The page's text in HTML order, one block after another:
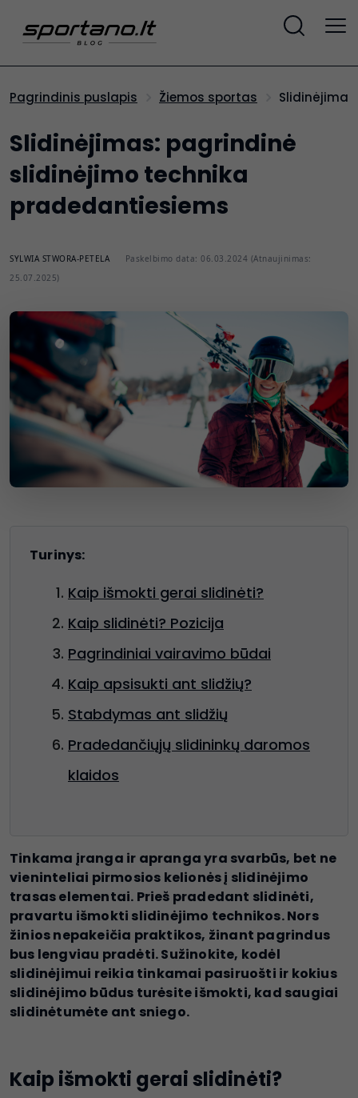
Pagrindinis puslapis Žiemos sportas
Slidinėjimas: pagrindinė
slidinėjimo technika
pradedantiesiems
SYLWIA STWORA-PETELA
Paskelbimo data: 06.03.2024 (Atnaujinimas:
25.07.2025)
Turinys:
Kaip išmokti gerai slidinėti?
Kaip slidinėti? Pozicija
Pagrindiniai vairavimo būdai
Kaip apsisukti ant slidžių?
Stabdymas ant slidžių
Pradedančiųjų slidininkų daromos
klaidos
Tinkama įranga ir apranga yra svarbūs, bet ne
vieninteliai pirmosios kelionės į slidinėjimo
trasas elementai. Prieš pradedant slidinėti,
pravartu išmokti slidinėjimo technikos. Nors
žinios nepakeičia praktikos, žinant pagrindus
bus lengviau pradėti. Sužinokite, kodėl
slidinėjimui reikia tinkamai pasiruošti ir kokius
slidinėjimo būdus turėsite išmokti, kad saugiai
slidinėtumėte ant sniego.
Kaip išmokti gerai slidinėti?